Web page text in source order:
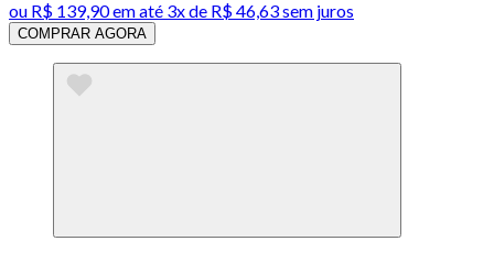
ou R$ 139,90em até 3x de R$ 46,63 sem juros
COMPRAR AGORA